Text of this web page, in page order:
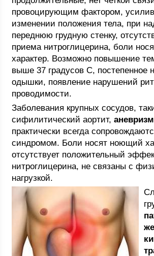
провоцирующим фактором,
изменении положения тела, при
переднюю грудную стенку,
приема нитроглицерина, боли
характер. Возможно повышение
выше 37 градусов С, постепенное
одышки, появление нарушений
проводимости.
Заболевания крупных сосудов,
сифилитический аортит,
практически всегда
синдромом. Боли носят ноющий
отсутствует положительный
нитроглицерина, не связаны с
нагрузкой.